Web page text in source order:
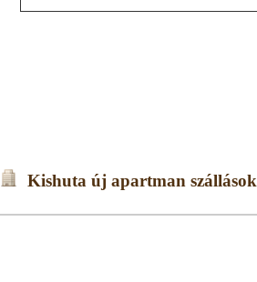
Kishuta új apartman szállások